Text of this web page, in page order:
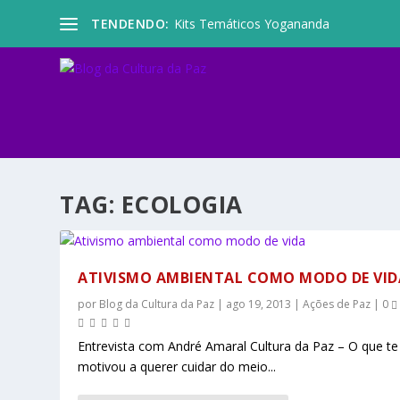
TENDENDO: Kits Temáticos Yogananda
TAG: ECOLOGIA
ATIVISMO AMBIENTAL COMO MODO DE
por Blog da Cultura da Paz | ago 19, 2013 |Ações de Paz | 0
Entrevista com André Amaral Cultura da Paz – O que te
motivou a querer cuidar do meio...